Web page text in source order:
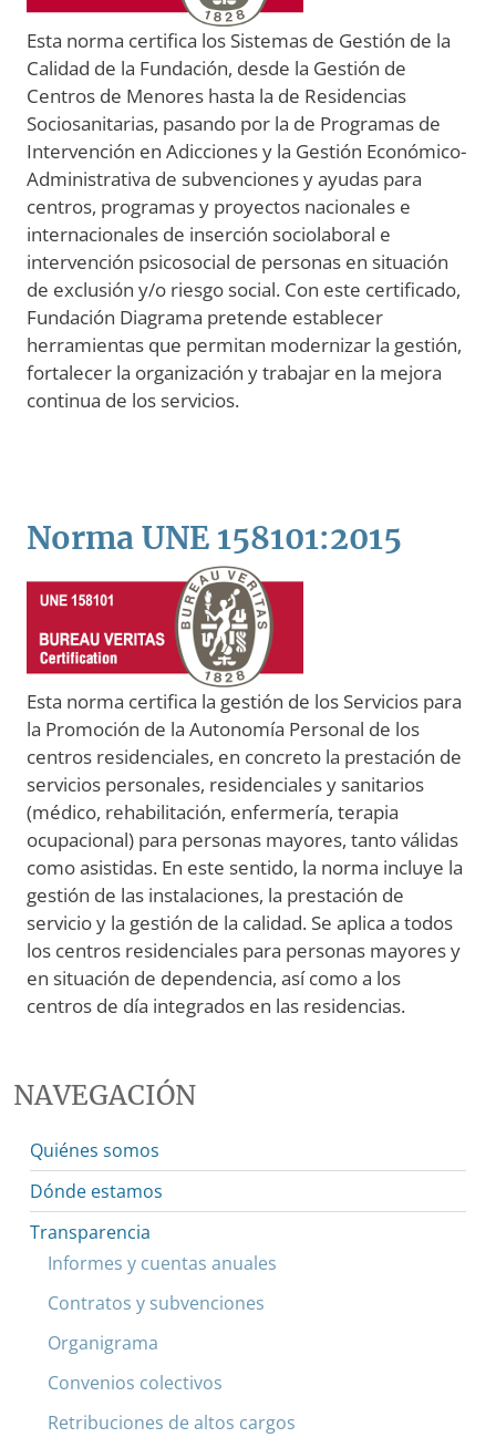
Esta norma certifica los Sistemas de Gestión de la
Calidad de la Fundación, desde la Gestión de
Centros de Menores hasta la de Residencias
Sociosanitarias, pasando por la de Programas de
Intervención en Adicciones y la Gestión Económico-
Administrativa de subvenciones y ayudas para
centros, programas y proyectos nacionales e
internacionales de inserción sociolaboral e
intervención psicosocial de personas en situación
de exclusión y/o riesgo social. Con este certificado,
Fundación Diagrama pretende establecer
herramientas que permitan modernizar la gestión,
fortalecer la organización y trabajar en la mejora
continua de los servicios.
Norma UNE 158101:2015
Esta norma certifica la gestión de los Servicios para
la Promoción de la Autonomía Personal de los
centros residenciales, en concreto la prestación de
servicios personales, residenciales y sanitarios
(médico, rehabilitación, enfermería, terapia
ocupacional) para personas mayores, tanto válidas
como asistidas. En este sentido, la norma incluye la
gestión de las instalaciones, la prestación de
servicio y la gestión de la calidad. Se aplica a todos
los centros residenciales para personas mayores y
en situación de dependencia, así como a los
centros de día integrados en las residencias.
NAVEGACIÓN
Quiénes somos
Dónde estamos
Transparencia
Informes y cuentas anuales
Contratos y subvenciones
Organigrama
Convenios colectivos
Retribuciones de altos cargos